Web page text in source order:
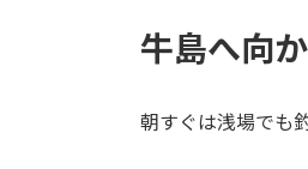
牛島へ向
朝すぐは浅場でも